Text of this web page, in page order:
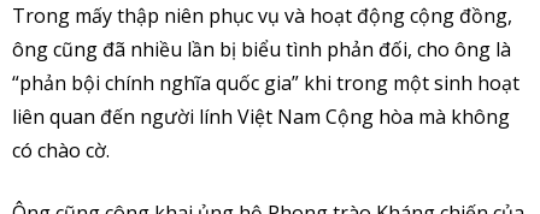
Trong mấy thập niên phục vụ và hoạt động cộng đồng,
ông cũng đã nhiều lần bị biểu tình phản đối, cho ông là
“phản bội chính nghĩa quốc gia” khi trong một sinh hoạt
liên quan đến người lính Việt Nam Cộng hòa mà không
có chào cờ.